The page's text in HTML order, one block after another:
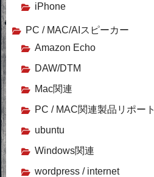
iPhone
PC / MAC/AIスピーカー
Amazon Echo
DAW/DTM
Mac関連
PC / MAC関連製品リポート
ubuntu
Windows関連
wordpress / internet